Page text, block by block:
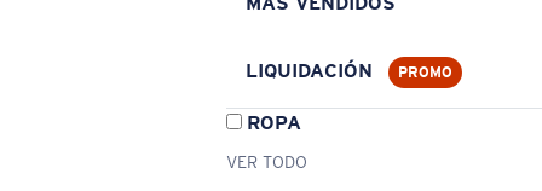
LIQUIDACIÓN PROMO
ROPA
VER TODO